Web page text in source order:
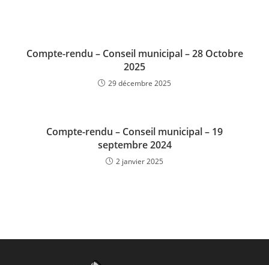
Compte-rendu – Conseil municipal – 28 Octobre
2025
29 décembre 2025
Compte-rendu – Conseil municipal – 19
septembre 2024
2 janvier 2025